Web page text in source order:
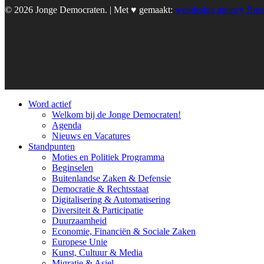
© 2026 Jonge Democraten. | Met ♥︎ gemaakt: webdesign agency
Word actief
Welkom bij de Jonge Democraten!
Agenda
Nieuws en Vacatures
Standpunten
Moties en Politiek Programma
Beginselen
Buitenlandse Zaken & Defensie
Democratie & Rechtsstaat
Digitalisering & Automatisering
Diversiteit & Participatie
Duurzaamheid
Economie, Financiën & Sociale Zaken
Europese Unie
Kunst, Cultuur & Media